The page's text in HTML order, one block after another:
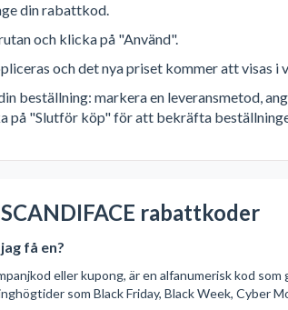
din rabattkod.
och klicka på "Använd".
och det nya priset kommer att visas i
beställning: markera en leveransmetod,
på "Slutför köp" för att bekräfta
rabattkoder
få en?
eller kupong, är en alfanumerisk kod
som Black Friday, Black Week, Cyber